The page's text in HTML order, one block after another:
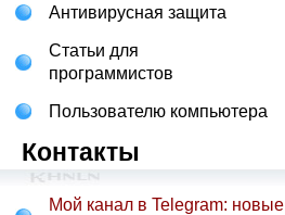
Антивирусная защита
Статьи для
программистов
Пользователю компьютера
Контакты
Мой канал в Telegram: новые